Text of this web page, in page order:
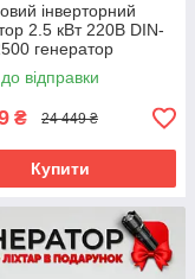
інверторний
2.5 кВт 220В DIN-
генератор
портативний
відправки
₴ 24 449 ₴
Купити